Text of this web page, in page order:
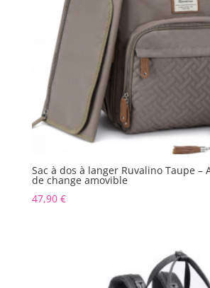
Sac à dos à langer Ruvalino Taupe –
de change amovible
47,90 €